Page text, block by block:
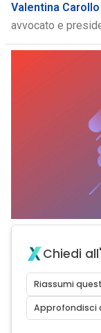
Valentina Carollo
avvocato e
Chiedi
Riassumi
Approfondisci